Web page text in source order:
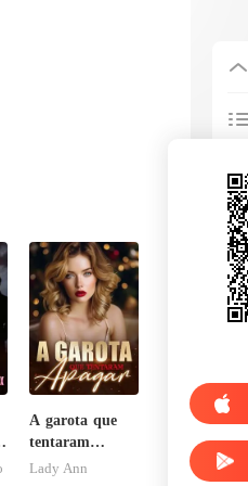
A garota que
tentaram
apagar
Lady Ann